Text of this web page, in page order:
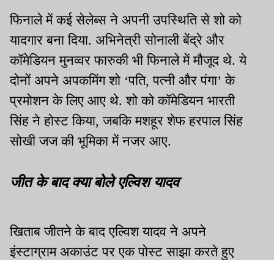
फिनाले में कई सेलेब्स ने अपनी उपस्थिति से शो को
यादगार बना दिया. अभिनेत्री सोनाली बेंद्रे और
कॉमेडियन मुनव्वर फारुकी भी फिनाले में मौजूद थे. ये
दोनों अपने अपकमिंग शो ‘पति, पत्नी और पंगा’ के
प्रमोशन के लिए आए थे. शो को कॉमेडियन भारती
सिंह ने होस्ट किया, जबकि मशहूर शेफ हरपाल सिंह
सोखी जज की भूमिका में नजर आए.
जीत के बाद क्या बोले एल्विश यादव
खिताब जीतने के बाद एल्विश यादव ने अपने
इंस्टाग्राम अकाउंट पर एक पोस्ट साझा करते हुए